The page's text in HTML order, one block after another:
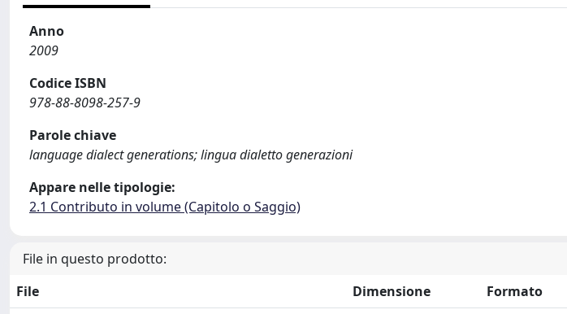
Anno
2009
Codice ISBN
978-88-8098-257-9
Parole chiave
language dialect generations; lingua dialetto generazioni
Appare nelle tipologie:
2.1 Contributo in volume (Capitolo o Saggio)
File in questo prodotto:
File
Dimensione Formato